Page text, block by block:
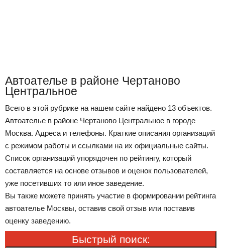
Автоателье в районе Чертаново
Центральное
Всего в этой рубрике на нашем сайте найдено 13 объектов.
Автоателье в районе Чертаново Центральное в городе
Москва. Адреса и телефоны. Краткие описания организаций
с режимом работы и ссылками на их официальные сайты.
Список организаций упорядочен по рейтингу, который
составляется на основе отзывов и оценок пользователей,
уже посетивших то или иное заведение.
Вы также можете принять участие в формировании рейтинга
автоателье Москвы, оставив свой отзыв или поставив
оценку заведению.
Быстрый поиск: